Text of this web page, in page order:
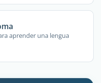
aprender una lengua